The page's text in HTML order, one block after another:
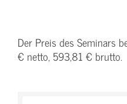
Der Preis des Seminars
€ netto, 593,81 € brutto.